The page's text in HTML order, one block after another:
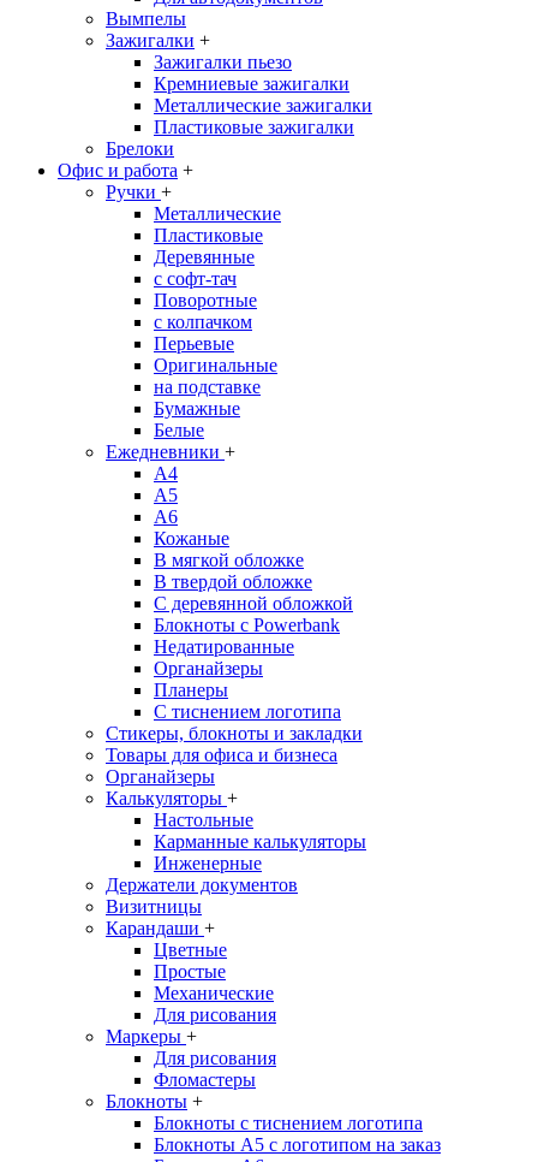
Вымпелы
Зажигалки +
Зажигалки пьезо
Кремниевые зажигалки
Металлические зажигалки
Пластиковые зажигалки
Брелоки
Офис и работа +
Ручки +
Металлические
Пластиковые
Деревянные
с софт-тач
Поворотные
с колпачком
Перьевые
Оригинальные
на подставке
Бумажные
Белые
Ежедневники +
A4
A5
A6
Кожаные
В мягкой обложке
В твердой обложке
С деревянной обложкой
Блокноты с Powerbank
Недатированные
Органайзеры
Планеры
С тиснением логотипа
Стикеры, блокноты и закладки
Товары для офиса и бизнеса
Органайзеры
Калькуляторы +
Настольные
Карманные калькуляторы
Инженерные
Держатели документов
Визитницы
Карандаши +
Цветные
Простые
Механические
Для рисования
Маркеры +
Для рисования
Фломастеры
Блокноты +
Блокноты с тиснением логотипа
Блокноты А5 с логотипом на заказ